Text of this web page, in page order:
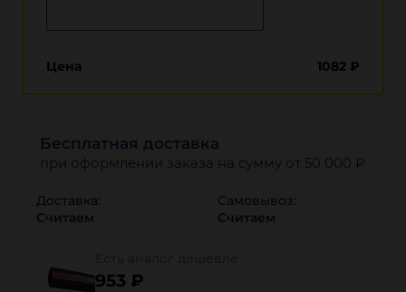
Цена 1082 ₽
Бесплатная доставка
при оформлении заказа на сумму от 50 000 ₽
Доставка:
Считаем
Самовывоз:
Считаем
953 ₽